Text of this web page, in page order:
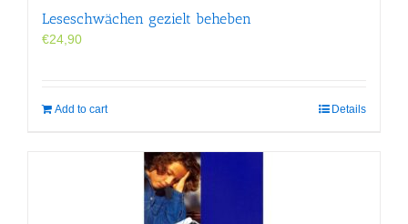
Leseschwächen gezielt beheben
€24,90
Add to cart Details